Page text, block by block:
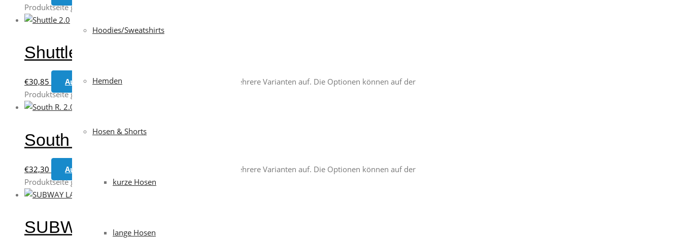
Hoodies/Sweatshirts
Hemden
Hosen & Shorts
kurze Hosen
lange Hosen
Produktseite gewählt werden
Shuttle 2.0
€30,85 Ausführung wählen
Dieses Produkt weist mehrere Varianten auf. Die Optionen können auf der
Produktseite gewählt werden
South R. 2.0
€32,30 Ausführung wählen
Dieses Produkt weist mehrere Varianten auf. Die Optionen können auf der
Produktseite gewählt werden
SUBWAY LADY